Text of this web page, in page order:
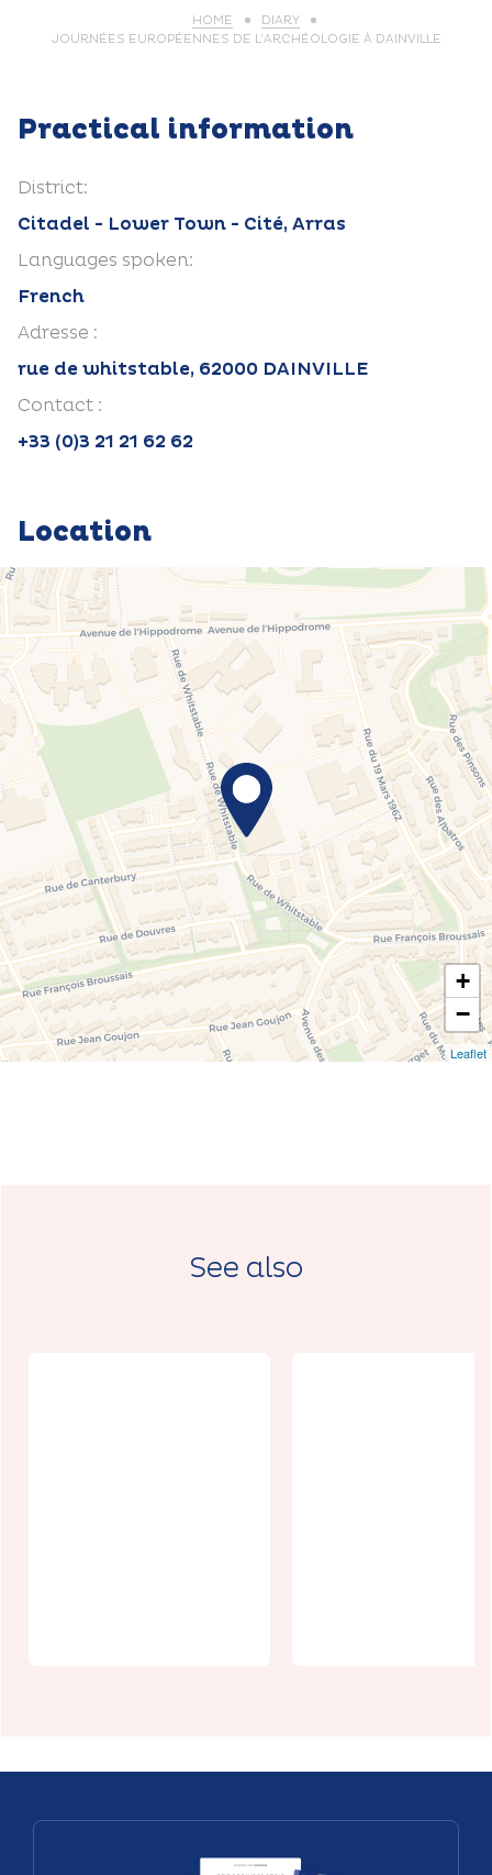
HOME
DIARY
JOURNÉES EUROPÉENNES DE L’ARCHÉOLOGIE À DAINVILLE
Practical information
District:
Citadel - Lower Town - Cité, Arras
Languages spoken:
French
Adresse :
rue de whitstable, 62000 DAINVILLE
Contact :
+33 (0)3 21 21 62 62
Location
+
−
Leaflet
See also